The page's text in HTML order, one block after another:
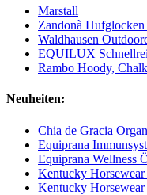
Marstall
Zandonà
Waldhausen
EQUILUX
Rambo Hoody,
Neuheiten:
Chia de Gracia
Equiprana
Equiprana Wellness
Kentucky
Kentucky